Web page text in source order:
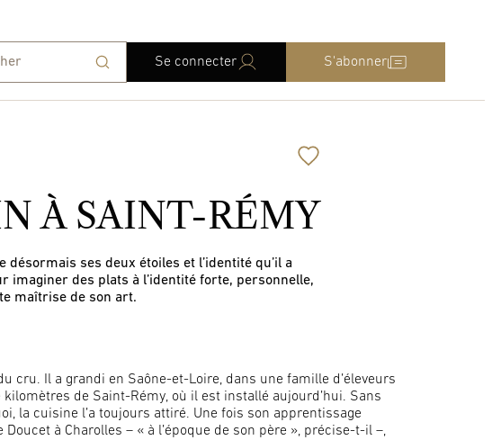
Se connecter S'abonner
À SAINT-RÉMY
ses deux étoiles et l’identité qu’il a
des plats à l’identité forte, personnelle,
maîtrise de son art.
cru. Il a grandi en Saône-et-Loire, dans une famille d’éleveurs
de Saint-Rémy, où il est installé aujourd’hui. Sans
la cuisine l’a toujours attiré. Une fois son apprentissage
à Charolles – « à l’époque de son père », précise-t-il –,